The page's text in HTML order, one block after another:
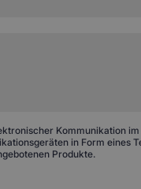
Kommunikation
in Form eines
Produkte.